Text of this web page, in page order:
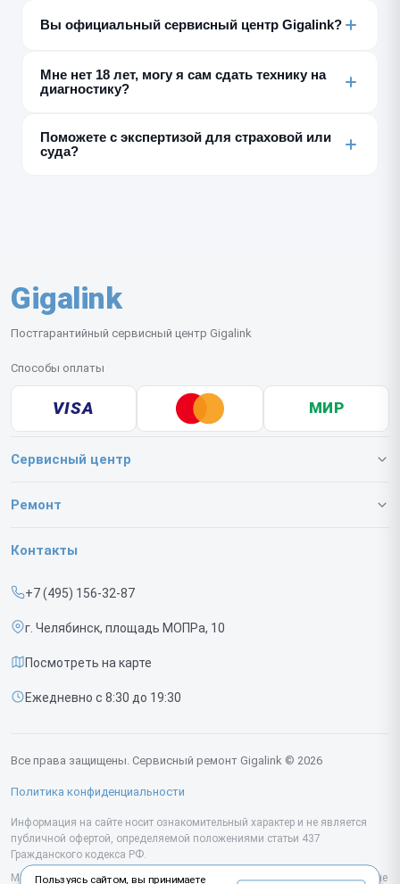
устройства и неисправности. Регламентное время —
Вы официальный сервисный центр Gigalink?
Диагностику и ремонт по гарантии производителя не
выполняем — с этим нужно обращаться в
Мне нет 18 лет, могу я сам сдать технику на
диагностику?
совершеннолетним — родителем или законным
представителем.
Поможете с экспертизой для страховой или
суда?
Gigalink
Постгарантийный сервисный центр Gigalink
Способы оплаты
VISA МИР
Сервисный центр
О нашем сервисе
Срочный ремонт
Доставка и способы оплаты
Диагностика
Контакты
Ремонт
Коммутаторов
Контакты
+7 (495) 156-32-87
г. Челябинск, площадь МОПРа, 10
Посмотреть на карте
Ежедневно с 8:30 до 19:30
Все права защищены. Сервисный ремонт Gigalink © 2026
Политика конфиденциальности
Информация на сайте носит ознакомительный характер и не является
публичной офертой, определяемой положениями статьи 437
Гражданского кодекса РФ.
Мы специализируемся на обслуживании и ремонте техники Gigalink, но не
Пользуясь сайтом, вы принимаете